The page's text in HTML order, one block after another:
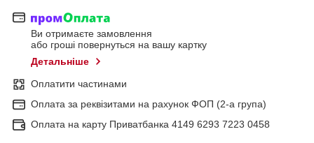
Ви отримаєте замовлення
або гроші повернуться на вашу картку
Детальніше
Оплатити частинами
Оплата за реквізитами на рахунок ФОП (2-а група)
Оплата на карту Приватбанка 4149 6293 7223 0458